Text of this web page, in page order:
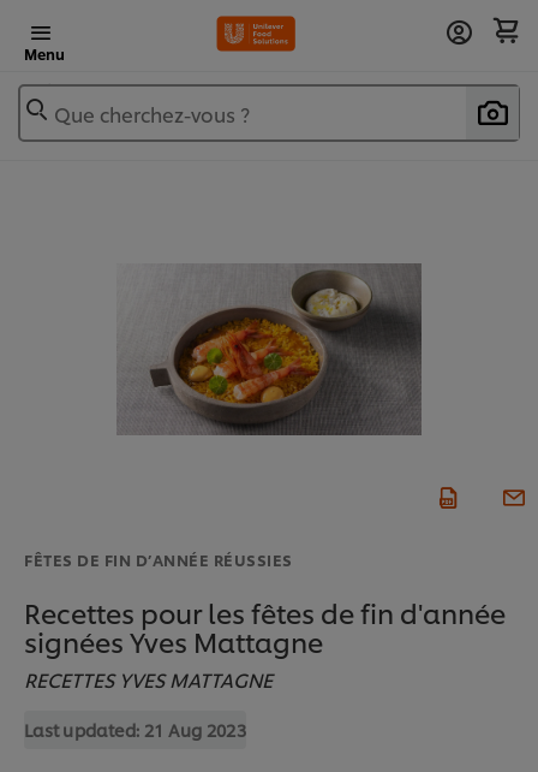
Menu
Que cherchez-vous ?
FÊTES DE FIN D’ANNÉE RÉUSSIES
Recettes pour les fêtes de fin d'année
signées Yves Mattagne
RECETTES YVES MATTAGNE
Last updated: 21 Aug 2023